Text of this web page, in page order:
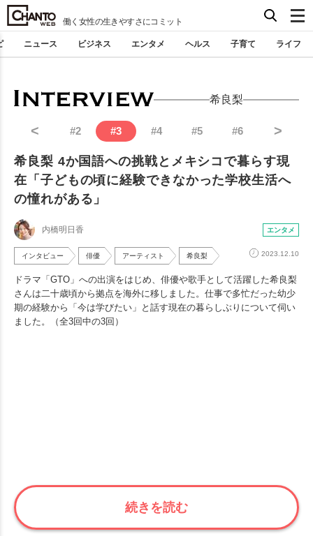
働く女性の生きやすさにコミット
ニュース ビジネス エンタメ ヘルス 子育て ライフ
希良梨
< #2 #3 #4 #5 #6 >
希良梨 4か国語への挑戦とメキシコで暮らす現
在「子どもの頃に経験できなかった学校生活へ
の憧れがある」
内橋明日香 エンタメ
インタビュー 俳優 アーティスト 希良梨 2023.12.10
ドラマ「GTO」への出演をはじめ、俳優や歌手として活躍した希良梨
さんは二十歳頃から拠点を海外に移しました。仕事で多忙だった幼少
期の経験から「今は学びたい」と話す現在の暮らしぶりについて伺い
ました。（全3回中の3回）
続きを読む